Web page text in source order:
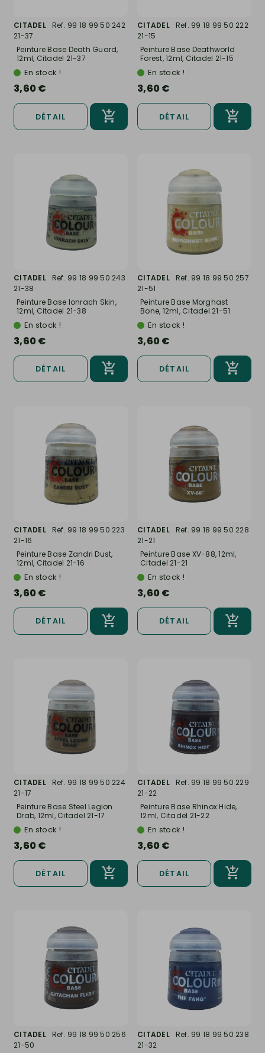
CITADEL
Ref. 99 18 99 50 242
21-37
Peinture Base Death Guard,
12ml, Citadel 21-37
En stock !
3,60 €
DÉTAIL
CITADEL
Ref. 99 18 99 50 222
21-15
Peinture Base Deathworld
Forest, 12ml, Citadel 21-15
En stock !
3,60 €
DÉTAIL
CITADEL
Ref. 99 18 99 50 243
21-38
Peinture Base Ionrach Skin,
12ml, Citadel 21-38
En stock !
3,60 €
DÉTAIL
CITADEL
Ref. 99 18 99 50 257
21-51
Peinture Base Morghast
Bone, 12ml, Citadel 21-51
En stock !
3,60 €
DÉTAIL
CITADEL
Ref. 99 18 99 50 223
21-16
Peinture Base Zandri Dust,
12ml, Citadel 21-16
En stock !
3,60 €
DÉTAIL
CITADEL
Ref. 99 18 99 50 228
21-21
Peinture Base XV-88, 12ml,
Citadel 21-21
En stock !
3,60 €
DÉTAIL
CITADEL
Ref. 99 18 99 50 224
21-17
Peinture Base Steel Legion
Drab, 12ml, Citadel 21-17
En stock !
3,60 €
DÉTAIL
CITADEL
Ref. 99 18 99 50 229
21-22
Peinture Base Rhinox Hide,
12ml, Citadel 21-22
En stock !
3,60 €
DÉTAIL
CITADEL
Ref. 99 18 99 50 256
21-50
CITADEL
Ref. 99 18 99 50 238
21-32